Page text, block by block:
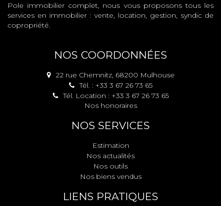
Pole immobilier complet, nous vous proposons tous les
services en immobilier : vente, location, gestion, syndic de
copropriété.
NOS COORDONNÉES
22 rue Chemnitz, 68200 Mulhouse
Tél. : +33 3 67 26 73 65
Tél. Location : +33 3 67 26 73 65
Nos honoraires
NOS SERVICES
Estimation
Nos actualités
Nos outils
Nos biens vendus
LIENS PRATIQUES